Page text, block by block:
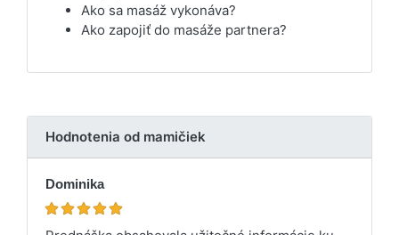
Ako sa masáž vykonáva?
Ako zapojiť do masáže partnera?
Hodnotenia od mamičiek
Dominika